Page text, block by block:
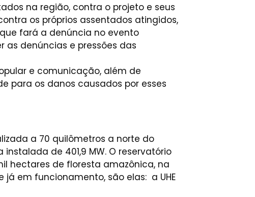
na região, contra o projeto e seus
os próprios assentados atingidos,
fará a denúncia no evento
as denúncias e pressões das
e comunicação, além de
para os danos causados por esses
a 70 quilômetros a norte do
de 401,9 MW. O reservatório
hectares de floresta amazônica, na
em funcionamento, são elas: a UHE